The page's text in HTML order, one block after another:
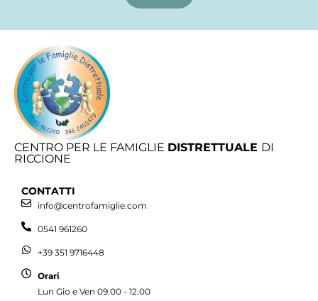
CENTRO PER LE FAMIGLIE DISTRETTUALE DI
RICCIONE
CONTATTI
info@centrofamiglie.com
0541 961260
+39 351 9716448
Orari
Lun Gio e Ven 09.00 - 12.00